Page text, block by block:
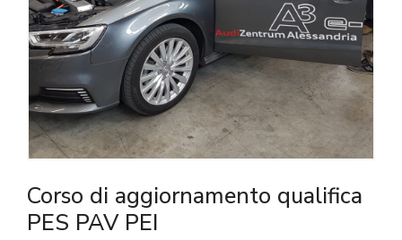
Corso di aggiornamento qualifica
PES PAV PEI